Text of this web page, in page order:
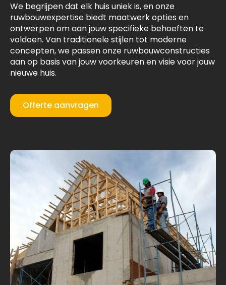
We begrijpen dat elk huis uniek is, en onze
ruwbouwexpertise biedt maatwerk opties en
ontwerpen om aan jouw specifieke behoeften te
voldoen. Van traditionele stijlen tot moderne
concepten, we passen onze ruwbouwconstructies
aan op basis van jouw voorkeuren en visie voor jouw
nieuwe huis.
Offerte aanvragen